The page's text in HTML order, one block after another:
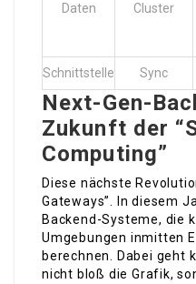
Daten Cluster
Schnittstelle Sync
Next-Gen-
Zukunft der
Computing”
Diese nächste
Gateways”. In diesem
Backend-Systeme, die
Umgebungen inmitten
berechnen. Dabei geht
nicht bloß die Grafik,